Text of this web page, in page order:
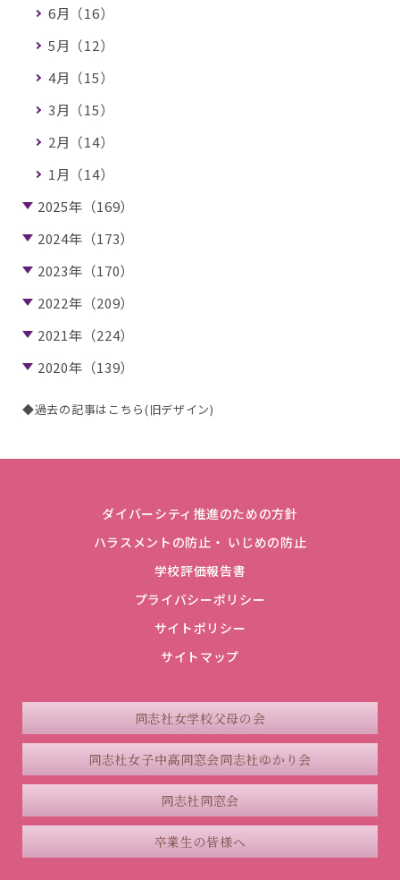
6月（16）
5月（12）
4月（15）
3月（15）
2月（14）
1月（14）
2025年（169）
2024年（173）
2023年（170）
2022年（209）
2021年（224）
2020年（139）
◆過去の記事はこちら(旧デザイン)
ダイバーシティ推進のための方針
ハラスメントの防止・ いじめの防止
学校評価報告書
プライバシーポリシー
サイトポリシー
サイトマップ
同志社女学校父母の会
同志社女子中高同窓会同志社ゆかり会
同志社同窓会
卒業生の皆様へ